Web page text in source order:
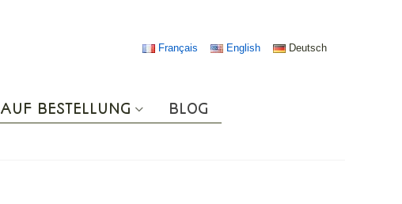
Français English Deutsch
AUF BESTELLUNG BLOG